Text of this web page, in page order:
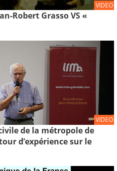
VIDEO
Robert Grasso VS «
VIDEO
de la métropole de
d’expérience sur le